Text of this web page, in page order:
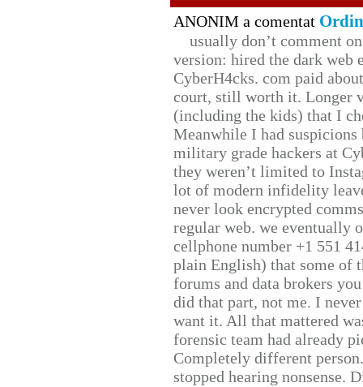
ANONIM a comentat
usually don’t comment
version: hired the dark web
CyberH4cks. com paid
court, still worth it. Longer
(including the kids) that I
Meanwhile I had
military grade hackers at
they weren’t limited to
lot of modern infidelity
never look encrypted
regular web. we eventually
cellphone number +1 551
plain English) that some of
forums and data brokers
did that part, not me. I
want it. All that mattered
forensic team had already
Completely different
stopped hearing nonsense.